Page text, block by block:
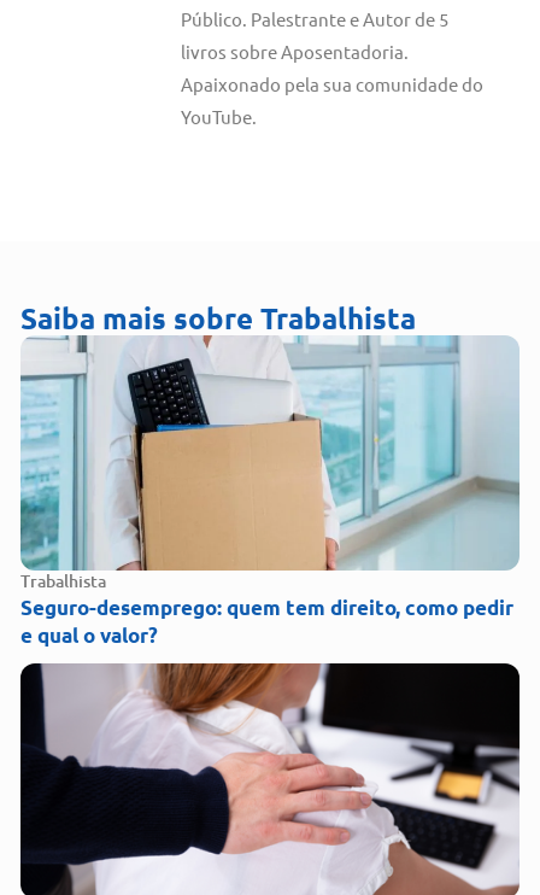
Público. Palestrante e Autor de 5
livros sobre Aposentadoria.
Apaixonado pela sua comunidade do
YouTube.
Saiba mais sobre Trabalhista
Trabalhista
Seguro-desemprego: quem tem direito, como pedir
e qual o valor?